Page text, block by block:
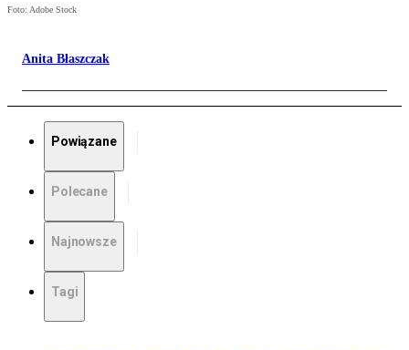
Foto: Adobe Stock
Anita Błaszczak
Powiązane
Polecane
Najnowsze
Tagi